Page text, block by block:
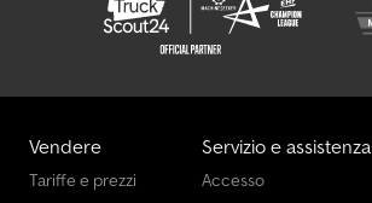
Vendere
Tariffe e prezzi
Servizio e assistenza
Accesso